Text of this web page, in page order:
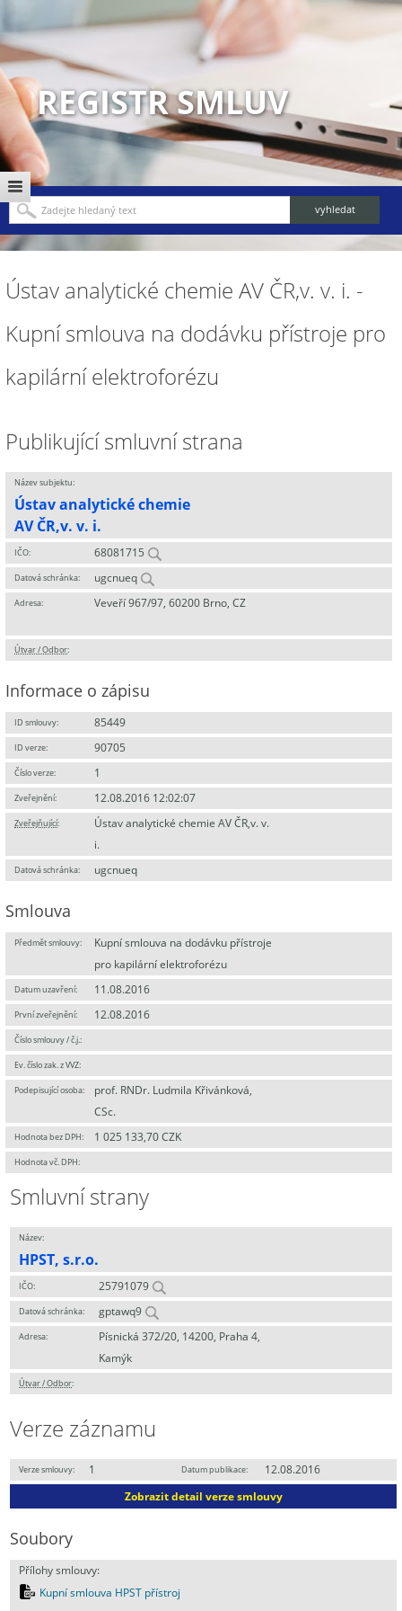
REGISTR SMLUV
Ústav analytické chemie AV ČR,v. v. i. -
Kupní smlouva na dodávku přístroje pro
kapilární elektroforézu
Publikující smluvní strana
Název subjektu:
Ústav analytické chemie
AV ČR,v. v. i.
IČO: 68081715
Datová schránka: ugcnueq
Adresa: Veveří 967/97, 60200 Brno, CZ
Útvar / Odbor:
Informace o zápisu
ID smlouvy: 85449
ID verze: 90705
Číslo verze: 1
Zveřejnění: 12.08.2016 12:02:07
Zveřejňující:
Ústav analytické chemie AV ČR,v. v.
i.
Datová schránka: ugcnueq
Smlouva
Předmět smlouvy:
Kupní smlouva na dodávku přístroje
pro kapilární elektroforézu
Datum uzavření: 11.08.2016
První zveřejnění: 12.08.2016
Číslo smlouvy / č.j.:
Ev. číslo zak. z VVZ:
Podepisující osoba:
prof. RNDr. Ludmila Křivánková,
CSc.
Hodnota bez DPH: 1 025 133,70 CZK
Hodnota vč. DPH:
Smluvní strany
Název:
HPST, s.r.o.
IČO: 25791079
Datová schránka: gptawq9
Adresa:
Písnická 372/20, 14200, Praha 4,
Kamýk
Útvar / Odbor:
Verze záznamu
Verze smlouvy: 1 Datum publikace:
12.08.2016
Zobrazit detail verze smlouvy
Soubory
Přílohy smlouvy:
Kupní smlouva HPST přístroj